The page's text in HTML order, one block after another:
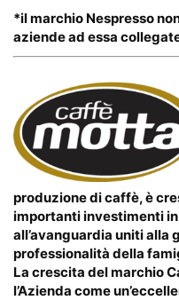
*il marchio Nespresso
aziende ad essa
produzione di caffè, è
importanti investimenti
all’avanguardia uniti alla
professionalità della
La crescita del marchio
l’Azienda come